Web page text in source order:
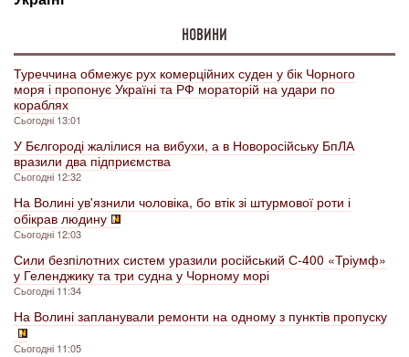
НОВИНИ
Туреччина обмежує рух комерційних суден у бік Чорного
моря і пропонує Україні та РФ мораторій на удари по
кораблях
Сьогодні 13:01
У Бєлгороді жалілися на вибухи, а в Новоросійську БпЛА
вразили два підприємства
Сьогодні 12:32
На Волині ув'язнили чоловіка, бо втік зі штурмової роти і
обікрав людину
Сьогодні 12:03
Сили безпілотних систем уразили російський С-400 «Тріумф»
у Геленджику та три судна у Чорному морі
Сьогодні 11:34
На Волині запланували ремонти на одному з пунктів пропуску
Сьогодні 11:05